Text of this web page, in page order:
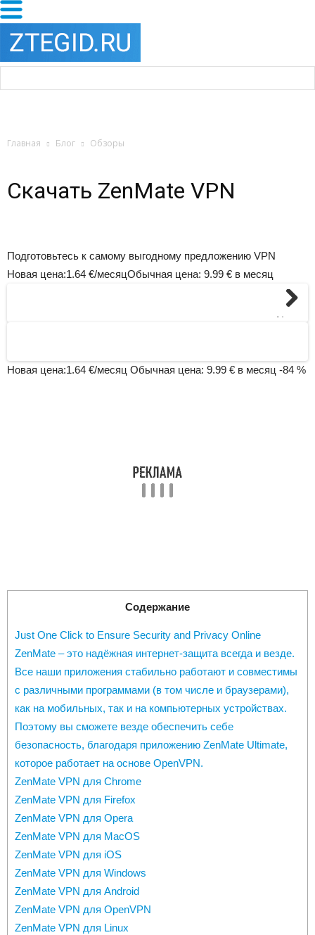
Главная Блог Обзоры
Скачать ZenMate VPN
Подготовьтесь к самому выгодному предложению VPN
Новая цена:1.64 €/месяцОбычная цена: 9.99 € в месяц
Next
Новая цена:1.64 €/месяц Обычная цена: 9.99 € в месяц -84 %
Содержание
Just One Click to Ensure Security and Privacy Online
ZenMate – это надёжная интернет-защита всегда и везде.
Все наши приложения стабильно работают и совместимы
с различными программами (в том числе и браузерами),
как на мобильных, так и на компьютерных устройствах.
Поэтому вы сможете везде обеспечить себе
безопасность, благодаря приложению ZenMate Ultimate,
которое работает на основе OpenVPN.
ZenMate VPN для Chrome
ZenMate VPN для Firefox
ZenMate VPN для Opera
ZenMate VPN для MacOS
ZenMate VPN для iOS
ZenMate VPN для Windows
ZenMate VPN для Android
ZenMate VPN для OpenVPN
ZenMate VPN для Linux